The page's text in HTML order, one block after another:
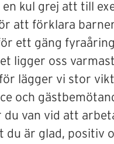
kul grej att till
att förklara
ett gäng
ligger oss
lägger vi stor
och
du van vid att
du är glad, positiv